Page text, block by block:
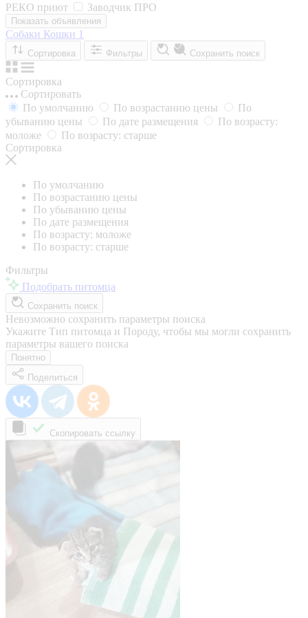
РЕКО приют
Заводчик ПРО
Показать объявления
Собаки Кошки 1
Сортировка Фильтры Сохранить поиск
Сортировка
Сортировать
По умолчанию
По возрастанию цены
По
убыванию цены
По дате размещения
По возрасту:
моложе
По возрасту: старше
Сортировка
По умолчанию
По возрастанию цены
По убыванию цены
По дате размещения
По возрасту: моложе
По возрасту: старше
Фильтры
Подобрать питомца
Сохранить поиск
Невозможно сохранить параметры поиска
Укажите Тип питомца и Породу, чтобы мы могли сохранить
параметры вашего поиска
Понятно
Поделиться
Скопировать ссылку